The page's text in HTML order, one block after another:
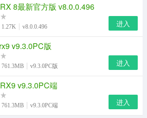
8最新官方版 v8.0.0.496
1.27K v8.0.0.496 进入
v9.3.0PC版
761.3MB v9.3.0PC版 进入
v9.3.0PC端
761.3MB v9.3.0PC端 进入